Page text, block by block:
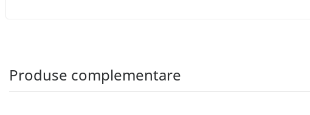
Produse complementare